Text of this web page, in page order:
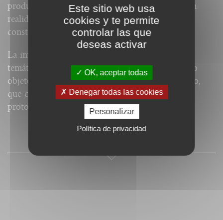
productivo, o incluso por su valor intrínseco. En
realidad, los libros eran objeto de atenciones
constantes.
La investigación se presenta en cinco capítulos
temáticos y propone abordar el libro tanto como
objeto de colección, mercantil o de conocimiento,
que como producto de una actividad artesana o
protoindustrial.
Este sitio web usa
cookies y te permite
controlar las que
deseas activar
OK, aceptar todas
Denegar todas las cookies
Personalizar
Política de privacidad